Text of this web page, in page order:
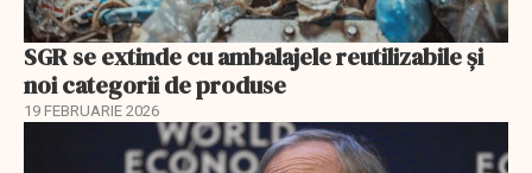
SGR se extinde cu ambalajele reutilizabile și
noi categorii de produse
19 FEBRUARIE 2026